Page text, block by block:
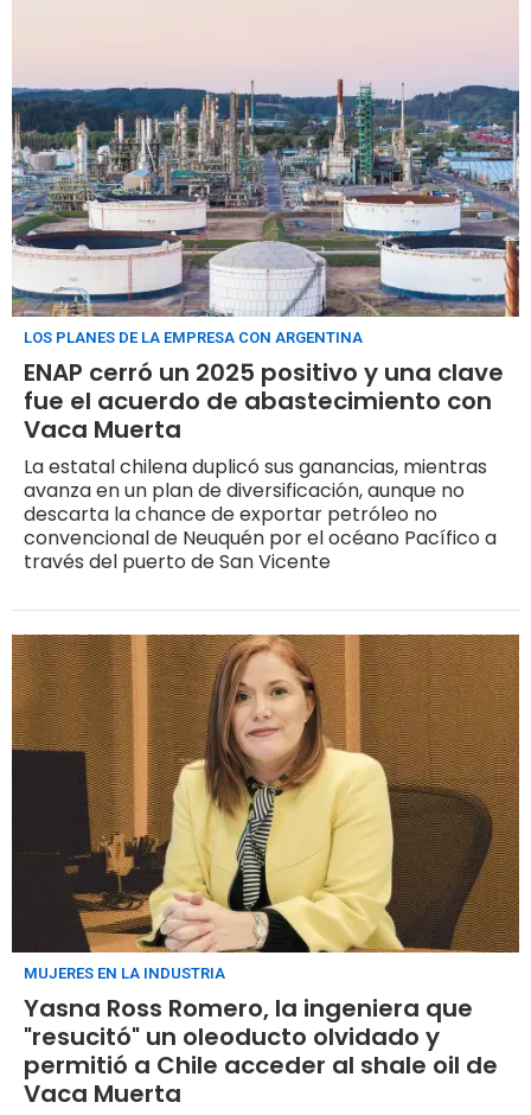
LOS PLANES DE LA EMPRESA CON ARGENTINA
ENAP cerró un 2025 positivo y una clave
fue el acuerdo de abastecimiento con
Vaca Muerta
La estatal chilena duplicó sus ganancias, mientras
avanza en un plan de diversificación, aunque no
descarta la chance de exportar petróleo no
convencional de Neuquén por el océano Pacífico a
través del puerto de San Vicente
MUJERES EN LA INDUSTRIA
Yasna Ross Romero, la ingeniera que
"resucitó" un oleoducto olvidado y
permitió a Chile acceder al shale oil de
Vaca Muerta